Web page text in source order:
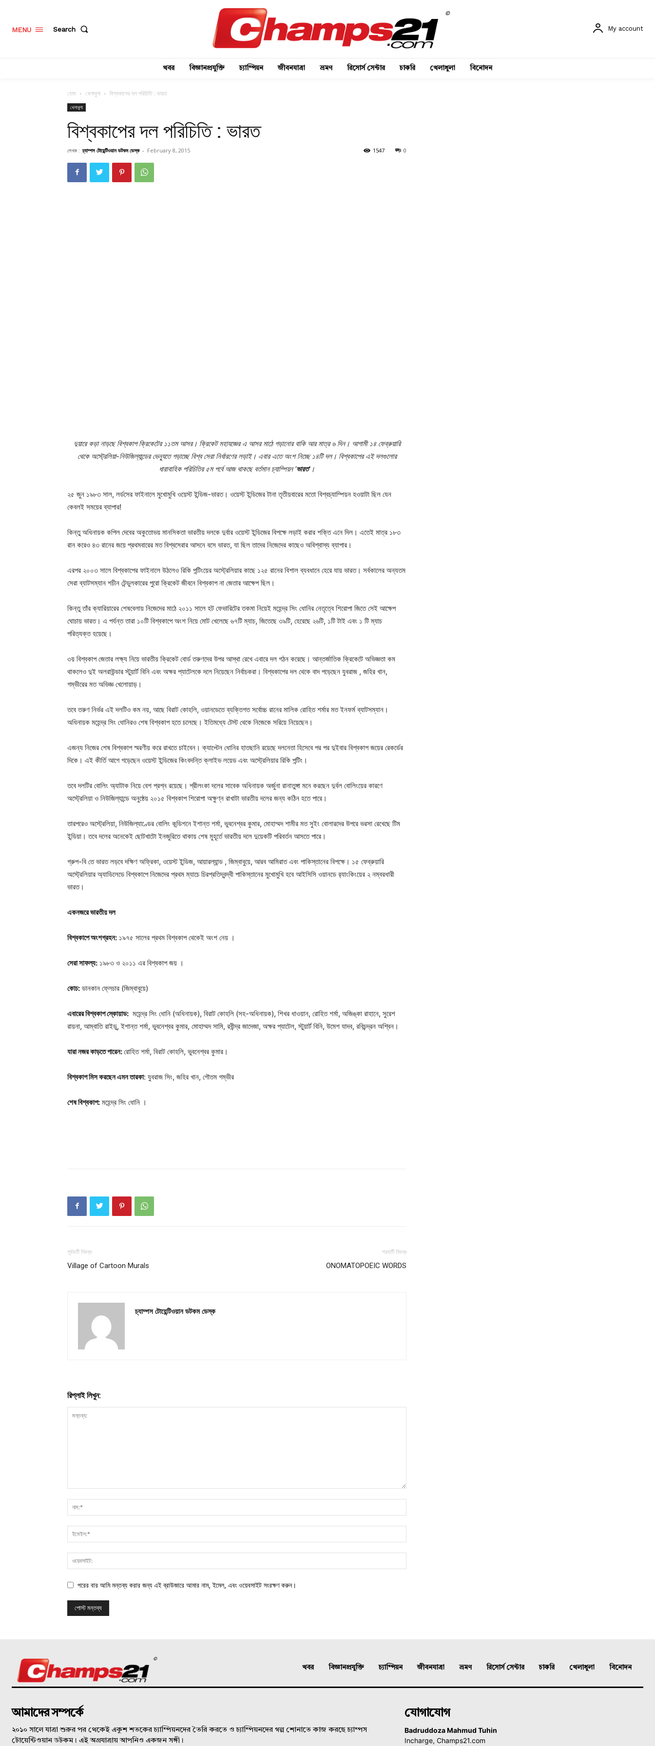
MENU Search
©
My account
খবর বিজ্ঞানপ্রযুক্তি চ্যাম্পিয়ন জীবনযাত্রা ভ্রমণ রিসোর্স সেন্টার চাকরি খেলাধুলা বিনোদন
হোম খেলাধুলা বিশ্বকাপের দল পরিচিতি : ভারত
খেলাধুলা
বিশ্বকাপের দল পরিচিতি : ভারত
লেখক : চ্যাম্পস টোয়েন্টিওয়ান ডটকম ডেস্ক - February 8, 2015 0
1547
দুয়ারে কড়া নাড়ছে বিশ্বকাপ ক্রিকেটের ১১তম আসর। ক্রিকেট মহাযজ্ঞের এ আসর মাঠে গড়ানোর বাকি আর মাত্র ৬ দিন। আগামী ১৪ ফেব্রুয়ারি
থেকে অস্ট্রেলিয়া-নিউজিল্যান্ডের ভেন্যুতে গড়াচ্ছে বিশ্ব সেরা নির্ধারণের লড়াই। এবার এতে অংশ নিচ্ছে ১৪টি দল। বিশ্বকাপের এই দলগুলোর
ধারাবাহিক পরিচিতির ৫ম পর্বে আজ থাকছে বর্তমান চ্যাম্পিয়ন 'ভারত'।
২৫ জুন ১৯৮৩ সাল, লর্ডসের ফাইনালে মুখোমুখি ওয়েস্ট ইন্ডিজ-ভারত। ওয়েস্ট ইন্ডিজের টানা তৃতীয়বারের মতো বিশ্বচ্যাম্পিয়ন হওয়াটা ছিল যেন
কেবলই সময়ের ব্যাপার!
কিন্তু অধিনায়ক কপিল দেবের অকুতোভয় মানসিকতা ভারতীয় দলকে দুর্বার ওয়েস্ট ইন্ডিজের বিপক্ষে লড়াই করার শক্তি এনে দিল। এতেই মাত্র ১৮৩
রান করেও ৪৩ রানের জয়ে প্রথমবারের মত বিশ্বসেরার আসনে বসে ভারত, যা ছিল তাদের নিজেদের কাছেও অবিশ্বাস্য ব্যাপার।
এরপর ২০০৩ সালে বিশ্বকাপের ফাইনালে উঠলেও রিকি পন্টিংয়ের অস্ট্রেলিয়ার কাছে ১২৫ রানের বিশাল ব্যবধানে হেরে যায় ভারত। সর্বকালের অন্যতম
সেরা ব্যাটসম্যান শচীন টেন্ডুলকারের পুরো ক্রিকেট জীবনে বিশ্বকাপ না জেতার আক্ষেপ ছিল।
কিন্তু তাঁর ক্যারিয়ারের শেষবেলায় নিজেদের মাঠে ২০১১ সালে হট ফেভারিটের তকমা নিয়েই মহেন্দ্র সিং ধোনির নেতৃত্বে শিরোপা জিতে সেই আক্ষেপ
ঘোচায় ভারত। এ পর্যন্ত তারা ১০টি বিশ্বকাপে অংশ নিয়ে মোট খেলেছে ৬৭টি ম্যাচ, জিতেছে ৩৯টি, হেরেছে ২৬টি, ১টি টাই এবং ১ টি ম্যাচ
পরিত্যক্ত হয়েছে।
৩য় বিশ্বকাপ জেতার লক্ষ্য নিয়ে ভারতীয় ক্রিকেট বোর্ড তরুণদের উপর আস্থা রেখে এবারে দল গঠন করেছে। আন্তর্জাতিক ক্রিকেটে অভিজ্ঞতা কম
থাকলেও দুই অলরাউন্ডার স্টুয়ার্ট বিনি এবং অক্ষর প্যাটেলকে দলে নিয়েছেন নির্বাচকরা। বিশ্বকাপের দল থেকে বাদ পড়েছেন যুবরাজ , জহির খান,
গম্ভীরের মত অভিজ্ঞ খেলোয়াড়।
তবে তরুণ নির্ভর এই দলটিও কম নয়, আছে বিরাট কোহলি, ওয়ানডেতে ব্যক্তিগত সর্বোচ্চ রানের মালিক রোহিত শর্মার মত ইনফর্ম ব্যাটসম্যান।
অধিনায়ক মহেন্দ্র সিং ধোনিরও শেষ বিশ্বকাপ হতে চলেছে। ইতিমধ্যে টেস্ট থেকে নিজেকে সরিয়ে নিয়েছেন।
এজন্য নিজের শেষ বিশ্বকাপ স্মরণীয় করে রাখতে চাইবেন। ক্যাপ্টেন ধোনির হাতছানি রয়েছে দলনেতা হিসেবে পর পর দুইবার বিশ্বকাপ জয়ের রেকর্ডের
দিকে। এই কীর্তি আগে গড়েছেন ওয়েস্ট ইন্ডিজের কিংবদন্তি ক্লাইভ লয়েড এবং অস্ট্রেলিয়ার রিকি পন্টিং।
তবে দলটির বোলিং অ্যাটাক নিয়ে বেশ প্রশ্ন রয়েছে। শ্রীলংকা দলের সাবেক অধিনায়ক অর্জুনা রানাতুঙ্গা মনে করছেন দুর্বল বোলিংয়ের কারণে
অস্ট্রেলিয়া ও নিউজিল্যান্ডে অনুষ্ঠেয় ২০১৫ বিশ্বকাপ শিরোপা অক্ষুণ্ন রাখাটা ভারতীয় দলের জন্য কঠিন হতে পারে।
তারপরেও অস্ট্রেলিয়া, নিউজিল্যাণ্ডের বোলিং কন্ডিশনে ইশান্ত শর্মা, ভুবনেশ্বর কুমার, মোহাম্মদ শামীর মত সুইং বোলারদের উপরে ভরসা রেখেছে টিম
ইন্ডিয়া। তবে দলের অনেকেই ছোটখাটো ইনজুরিতে থাকায় শেষ মুহূর্তে ভারতীয় দলে দুয়েকটি পরিবর্তন আসতে পারে।
গ্রুপ-বি তে ভারত লড়বে দক্ষিণ অফ্রিকা, ওয়েস্ট ইন্ডিজ, আয়ারল্যান্ড , জিম্বাবুয়ে, আরব আমিরাত এবং পাকিস্তানের বিপক্ষে। ১৫ ফেব্রুয়ারি
অস্ট্রেলিয়ার অ্যাডিলেডে বিশ্বকাপে নিজেদের প্রথম ম্যাচে চিরপ্রতিদ্বন্দ্বী পাকিস্তানের মুখোমুখি হবে আইসিসি ওয়ানডে র‍্যাংকিংয়ের ২ নম্বরধারী
ভারত।
একনজরে ভারতীয় দল
বিশ্বকাপে অংশগ্রহন: ১৯৭৫ সালের প্রথম বিশ্বকাপ থেকেই অংশ নেয় ।
সেরা সাফল্য: ১৯৮৩ ও ২০১১ এর বিশ্বকাপ জয় ।
কোচ: ডানকান ফ্লেচার (জিম্বাবুয়ে)
এবারের বিশ্বকাপ স্কোয়াড: মহেন্দ্র সিং ধোনি (অধিনায়ক), বিরাট কোহলি (সহ-অধিনায়ক), শিখর ধাওয়ান, রোহিত শর্মা, অজিঙ্কা রাহানে, সুরেশ
রায়না, আম্বাতি রাইডু, ইশান্ত শর্মা, ভুবনেশ্বর কুমার, মোহাম্মদ সামি, রবীন্দ্র জাদেজা, অক্ষর প্যাটেল, স্টুয়ার্ট বিনি, উমেশ যাদব, রবিচন্দ্রন অশ্বিন।
যারা নজর কাড়তে পারেন:রোহিত শর্মা, বিরাট কোহলি, ভুবনেশ্বর কুমার।
বিশ্বকাপ মিস করছেন এমন তারকা: যুবরাজ সিং, জহির খান, গৌতম গম্ভীর
শেষ বিশ্বকাপ: মহেন্দ্র সিং ধোনি ।
পূর্ববর্তী নিবন্ধ
Village of Cartoon Murals
পরবর্তী নিবন্ধ
ONOMATOPOEIC WORDS
চ্যাম্পস টোয়েন্টিওয়ান ডটকম ডেস্ক
রিপ্লাই লিখুন:
পরের বার আমি মন্তব্য করার জন্য এই ব্রাউজারে আমার নাম, ইমেল, এবং ওয়েবসাইট সংরক্ষণ করুন।
©
খবর বিজ্ঞানপ্রযুক্তি চ্যাম্পিয়ন জীবনযাত্রা ভ্রমণ রিসোর্স সেন্টার চাকরি খেলাধুলা বিনোদন
আমাদের সম্পর্কে
২০১০ সালে যাত্রা শুরুর পর থেকেই একুশ শতকের চ্যাম্পিয়নদের তৈরি করতে ও চ্যাম্পিয়নদের গল্প শোনাতে কাজ করছে চ্যাম্পস
টোয়েন্টিওয়ান ডটকম। এই অগ্রযাত্রায় আপনিও একজন সঙ্গী।
যোগাযোগ
Badruddoza Mahmud Tuhin
Incharge, Champs21.com